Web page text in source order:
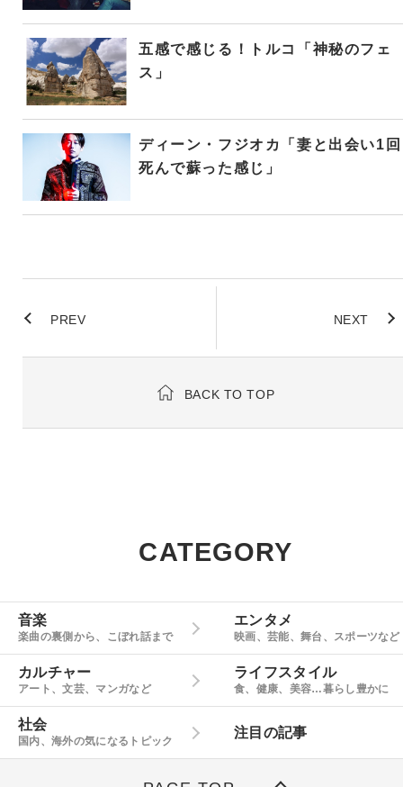
五感で感じる！トルコ「神秘のフェ
ス」
ディーン・フジオカ「妻と出会い1回
死んで蘇った感じ」
PREV NEXT
BACK TO TOP
CATEGORY
音楽
楽曲の裏側から、こぼれ話まで
エンタメ
映画、芸能、舞台、スポーツなど
カルチャー
アート、文芸、マンガなど
ライフスタイル
食、健康、美容…暮らし豊かに
社会
国内、海外の気になるトピック
注目の記事